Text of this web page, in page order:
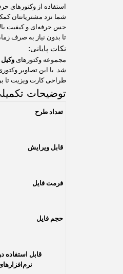
استفاده از وکتورهای
شما نزد مشتریانتان
حس حرفه‌ای و کیفیت
تا بدون نیاز به صرف
نکات پایانی:
مجموعه وکتورهای وکیل
شد. با این تصاویر
طراحی کارت ویزیت تا
توضیحات
تعداد طرح
قابل ویرایش
فرمت فایل
حجم فایل
قابل استفاده در